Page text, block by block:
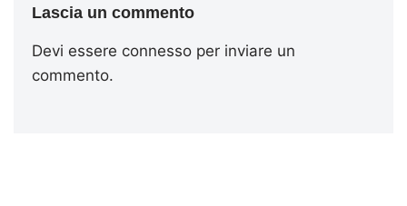
Lascia un commento
Devi essere connesso per inviare un
commento.